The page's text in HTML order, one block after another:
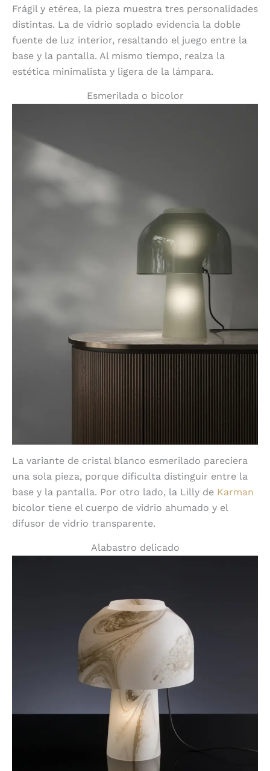
Frágil y etérea, la pieza muestra tres personalidades
distintas. La de vidrio soplado evidencia la doble
fuente de luz interior, resaltando el juego entre la
base y la pantalla. Al mismo tiempo, realza la
estética minimalista y ligera de la lámpara.
Esmerilada o bicolor
La variante de cristal blanco esmerilado pareciera
una sola pieza, porque dificulta distinguir entre la
base y la pantalla. Por otro lado, la Lilly de Karman
bicolor tiene el cuerpo de vidrio ahumado y el
difusor de vidrio transparente.
Alabastro delicado